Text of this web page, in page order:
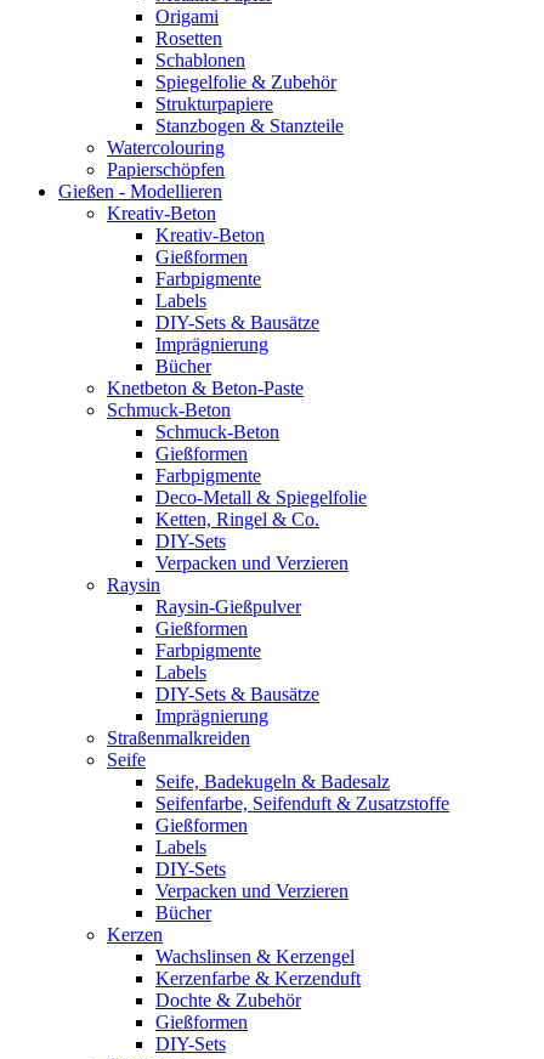
Origami
Rosetten
Schablonen
Spiegelfolie & Zubehör
Strukturpapiere
Stanzbogen & Stanzteile
Watercolouring
Papierschöpfen
Gießen - Modellieren
Kreativ-Beton
Kreativ-Beton
Gießformen
Farbpigmente
Labels
DIY-Sets & Bausätze
Imprägnierung
Bücher
Knetbeton & Beton-Paste
Schmuck-Beton
Schmuck-Beton
Gießformen
Farbpigmente
Deco-Metall & Spiegelfolie
Ketten, Ringel & Co.
DIY-Sets
Verpacken und Verzieren
Raysin
Raysin-Gießpulver
Gießformen
Farbpigmente
Labels
DIY-Sets & Bausätze
Imprägnierung
Straßenmalkreiden
Seife
Seife, Badekugeln & Badesalz
Seifenfarbe, Seifenduft & Zusatzstoffe
Gießformen
Labels
DIY-Sets
Verpacken und Verzieren
Bücher
Kerzen
Wachslinsen & Kerzengel
Kerzenfarbe & Kerzenduft
Dochte & Zubehör
Gießformen
DIY-Sets